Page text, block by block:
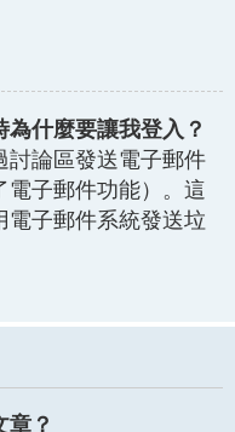
什麼要讓我登入？
討論區發送電子郵件
電子郵件功能）。這
電子郵件系統發送垃
章？